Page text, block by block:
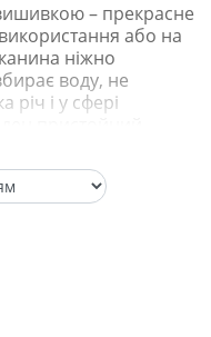
– прекрасне
або на
ніжно
воду, не
річ і у сфері
пристойний
клуб, масажний
без такої
тканини гарно
відвідування